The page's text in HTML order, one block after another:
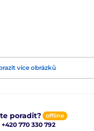
více obrázků
poradit? offline
+420 770 330 792